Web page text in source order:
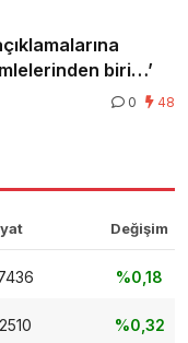
biri…’
0 48
Değişim
%0,18
%0,32